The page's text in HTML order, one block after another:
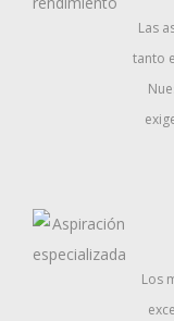
Las
tanto
Los